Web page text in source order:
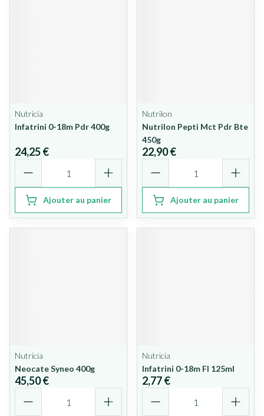
Nutricia
Infatrini 0-18m Pdr 400g
24,25 €
Ajouter au panier
Nutrilon
Nutrilon Pepti Mct Pdr Bte
450g
22,90 €
Ajouter au panier
Nutricia
Neocate Syneo 400g
45,50 €
Nutricia
Infatrini 0-18m Fl 125ml
2,77 €